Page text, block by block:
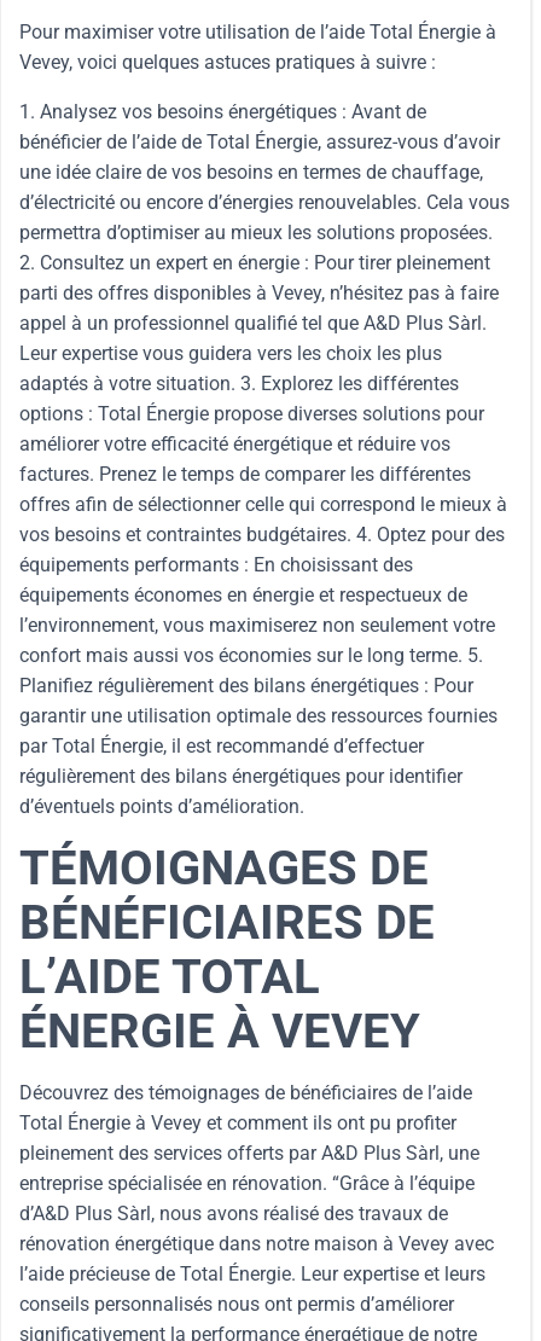
Pour maximiser votre utilisation de l’aide Total Énergie à
Vevey, voici quelques astuces pratiques à suivre :
1. Analysez vos besoins énergétiques : Avant de
bénéficier de l’aide de Total Énergie, assurez-vous d’avoir
une idée claire de vos besoins en termes de chauffage,
d’électricité ou encore d’énergies renouvelables. Cela vous
permettra d’optimiser au mieux les solutions proposées.
2. Consultez un expert en énergie : Pour tirer pleinement
parti des offres disponibles à Vevey, n’hésitez pas à faire
appel à un professionnel qualifié tel que A&D Plus Sàrl.
Leur expertise vous guidera vers les choix les plus
adaptés à votre situation. 3. Explorez les différentes
options : Total Énergie propose diverses solutions pour
améliorer votre efficacité énergétique et réduire vos
factures. Prenez le temps de comparer les différentes
offres afin de sélectionner celle qui correspond le mieux à
vos besoins et contraintes budgétaires. 4. Optez pour des
équipements performants : En choisissant des
équipements économes en énergie et respectueux de
l’environnement, vous maximiserez non seulement votre
confort mais aussi vos économies sur le long terme. 5.
Planifiez régulièrement des bilans énergétiques : Pour
garantir une utilisation optimale des ressources fournies
par Total Énergie, il est recommandé d’effectuer
régulièrement des bilans énergétiques pour identifier
d’éventuels points d’amélioration.
TÉMOIGNAGES DE
BÉNÉFICIAIRES DE
L’AIDE TOTAL
ÉNERGIE À VEVEY
Découvrez des témoignages de bénéficiaires de l’aide
Total Énergie à Vevey et comment ils ont pu profiter
pleinement des services offerts par A&D Plus Sàrl, une
entreprise spécialisée en rénovation. “Grâce à l’équipe
d’A&D Plus Sàrl, nous avons réalisé des travaux de
rénovation énergétique dans notre maison à Vevey avec
l’aide précieuse de Total Énergie. Leur expertise et leurs
conseils personnalisés nous ont permis d’améliorer
significativement la performance énergétique de notre